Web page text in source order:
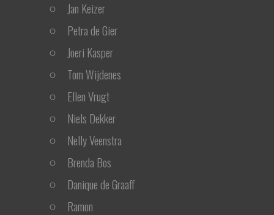
Jan Keizer
Petra de Gier
Joeri Kasper
Tom Wijdenes
Ellen Vrugt
Niels Dekker
Nelly Veenstra
Brenda Bos
Danique de Graaff
Ramon